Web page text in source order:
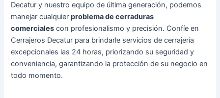
Decatur y nuestro equipo de última generación, podemos
manejar cualquierproblema de cerraduras
comerciales con profesionalismo y precisión. Confíe en
Cerrajeros Decatur para brindarle servicios de cerrajería
excepcionales las 24 horas, priorizando su seguridad y
conveniencia, garantizando la protección de su negocio en
todo momento.